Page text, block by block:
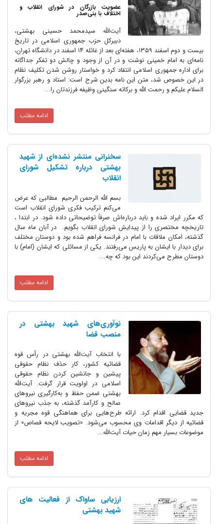
عضویت بازرگان در شورای انقلاب و
اختلاف با بنی‌صدر
آیت‌الله سیدمحمد حسینی بهشتی،
دبیرکل حزب جمهوری اسلامی در تاریخ
بیست و دوم اسفند ۱۳۵۹، هفته‌ای بعد از غائله ۱۴ اسفند در دانشگاه تهران،
نامه‌ای به امام خمینی نوشت و در آن از وجود و چالش دو تفکر جداگانه
برای اداره جمهوری اسلامی انتقاد کرد و خواستار روشن شدن تکلیف نظام
در این خصوص شد، متن این نامه بدین شرح است: استاد و رهبر بزرگوار
السلام علیکم و رحمت الله و برکاته سنگینی وظیفه فرزندتان را...
ادامه مطلب
سخنرانی منتشر نشده‌ای از شهید
بهشتی درباره تشکیل شورای
انقلاب
بسم الله الرحمن الرحیم مطالبی که عرض
می‌کنم ترکیب فکری شورای انقلاب است
که مکرر ایراد شده و باید درباره‌اش صرفاً توضیحاتی داده شود. در ابتدا ،
تاریخچه مختصری را از پیدایش شورای انقلاب بگویم. در آبان ماه سال
گذشته، امکان ملاقات با امام در فرانسه فراهم شده بود و دوستان مختلف
برای دیدار با ایشان به پاریس می‌رفتند. یکی از مسائلی که ایشان (امام) با
دوستان مطرح می‌کردند این بود که چه...
ادامه مطلب
نوآوری‌های شهید بهشتی در
منصب قضا
با انتخاب آیت‌الله بهشتی در رأس قوه‌
قضائیه کشور، کار حذف نظام حقوقی
پیشین و جانشین کردن نظام حقوقی
اسلامی در اولویت قرار گرفت. آیت‌الله
بهشتى ضمن حفظ و به‌کارگیرى نیروهاى
صالح و کارآمد گذشته، به جذب نیروهاى
جدید قضایى اقدام کرد. ارائه طرح‌هایی برای هماهنگی قوه‌ مجریه و
قضائیه از دیگر اقدامات وی محسوب می‌شود. «تصویب لایحه‌ قصاص» از
موضوعات بسیار مهم زمان حیات آیت‌الله...
ادامه مطلب
ارزیابی ساواک از فعالیت های
شهید بهشتی